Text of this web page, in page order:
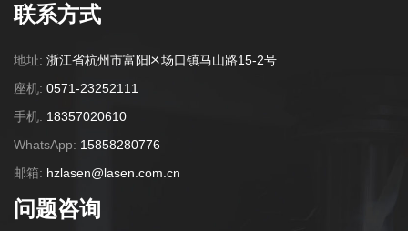
联系方式
地址: 浙江省杭州市富阳区场口镇马山路15-2号
座机: 0571-23252111
手机: 18357020610
WhatsApp: 15858280776
邮箱: hzlasen@lasen.com.cn
问题咨询